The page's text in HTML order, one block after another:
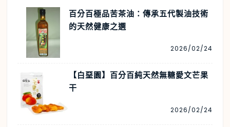
百分百極品苦茶油：傳承五代製油技術
的天然健康之選
2026/02/24
【白堊園】百分百純天然無糖愛文芒果
干
2026/02/24